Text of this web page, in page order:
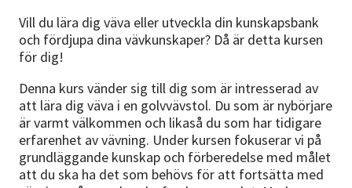
Vill du lära dig väva eller utveckla din kunskapsbank
och fördjupa dina vävkunskaper? Då är detta kursen
för dig!
Denna kurs vänder sig till dig som är intresserad av
att lära dig väva i en golvvävstol. Du som är nybörjare
är varmt välkommen och likaså du som har tidigare
erfarenhet av vävning. Under kursen fokuserar vi på
grundläggande kunskap och förberedelse med målet
att du ska ha det som behövs för att fortsätta med